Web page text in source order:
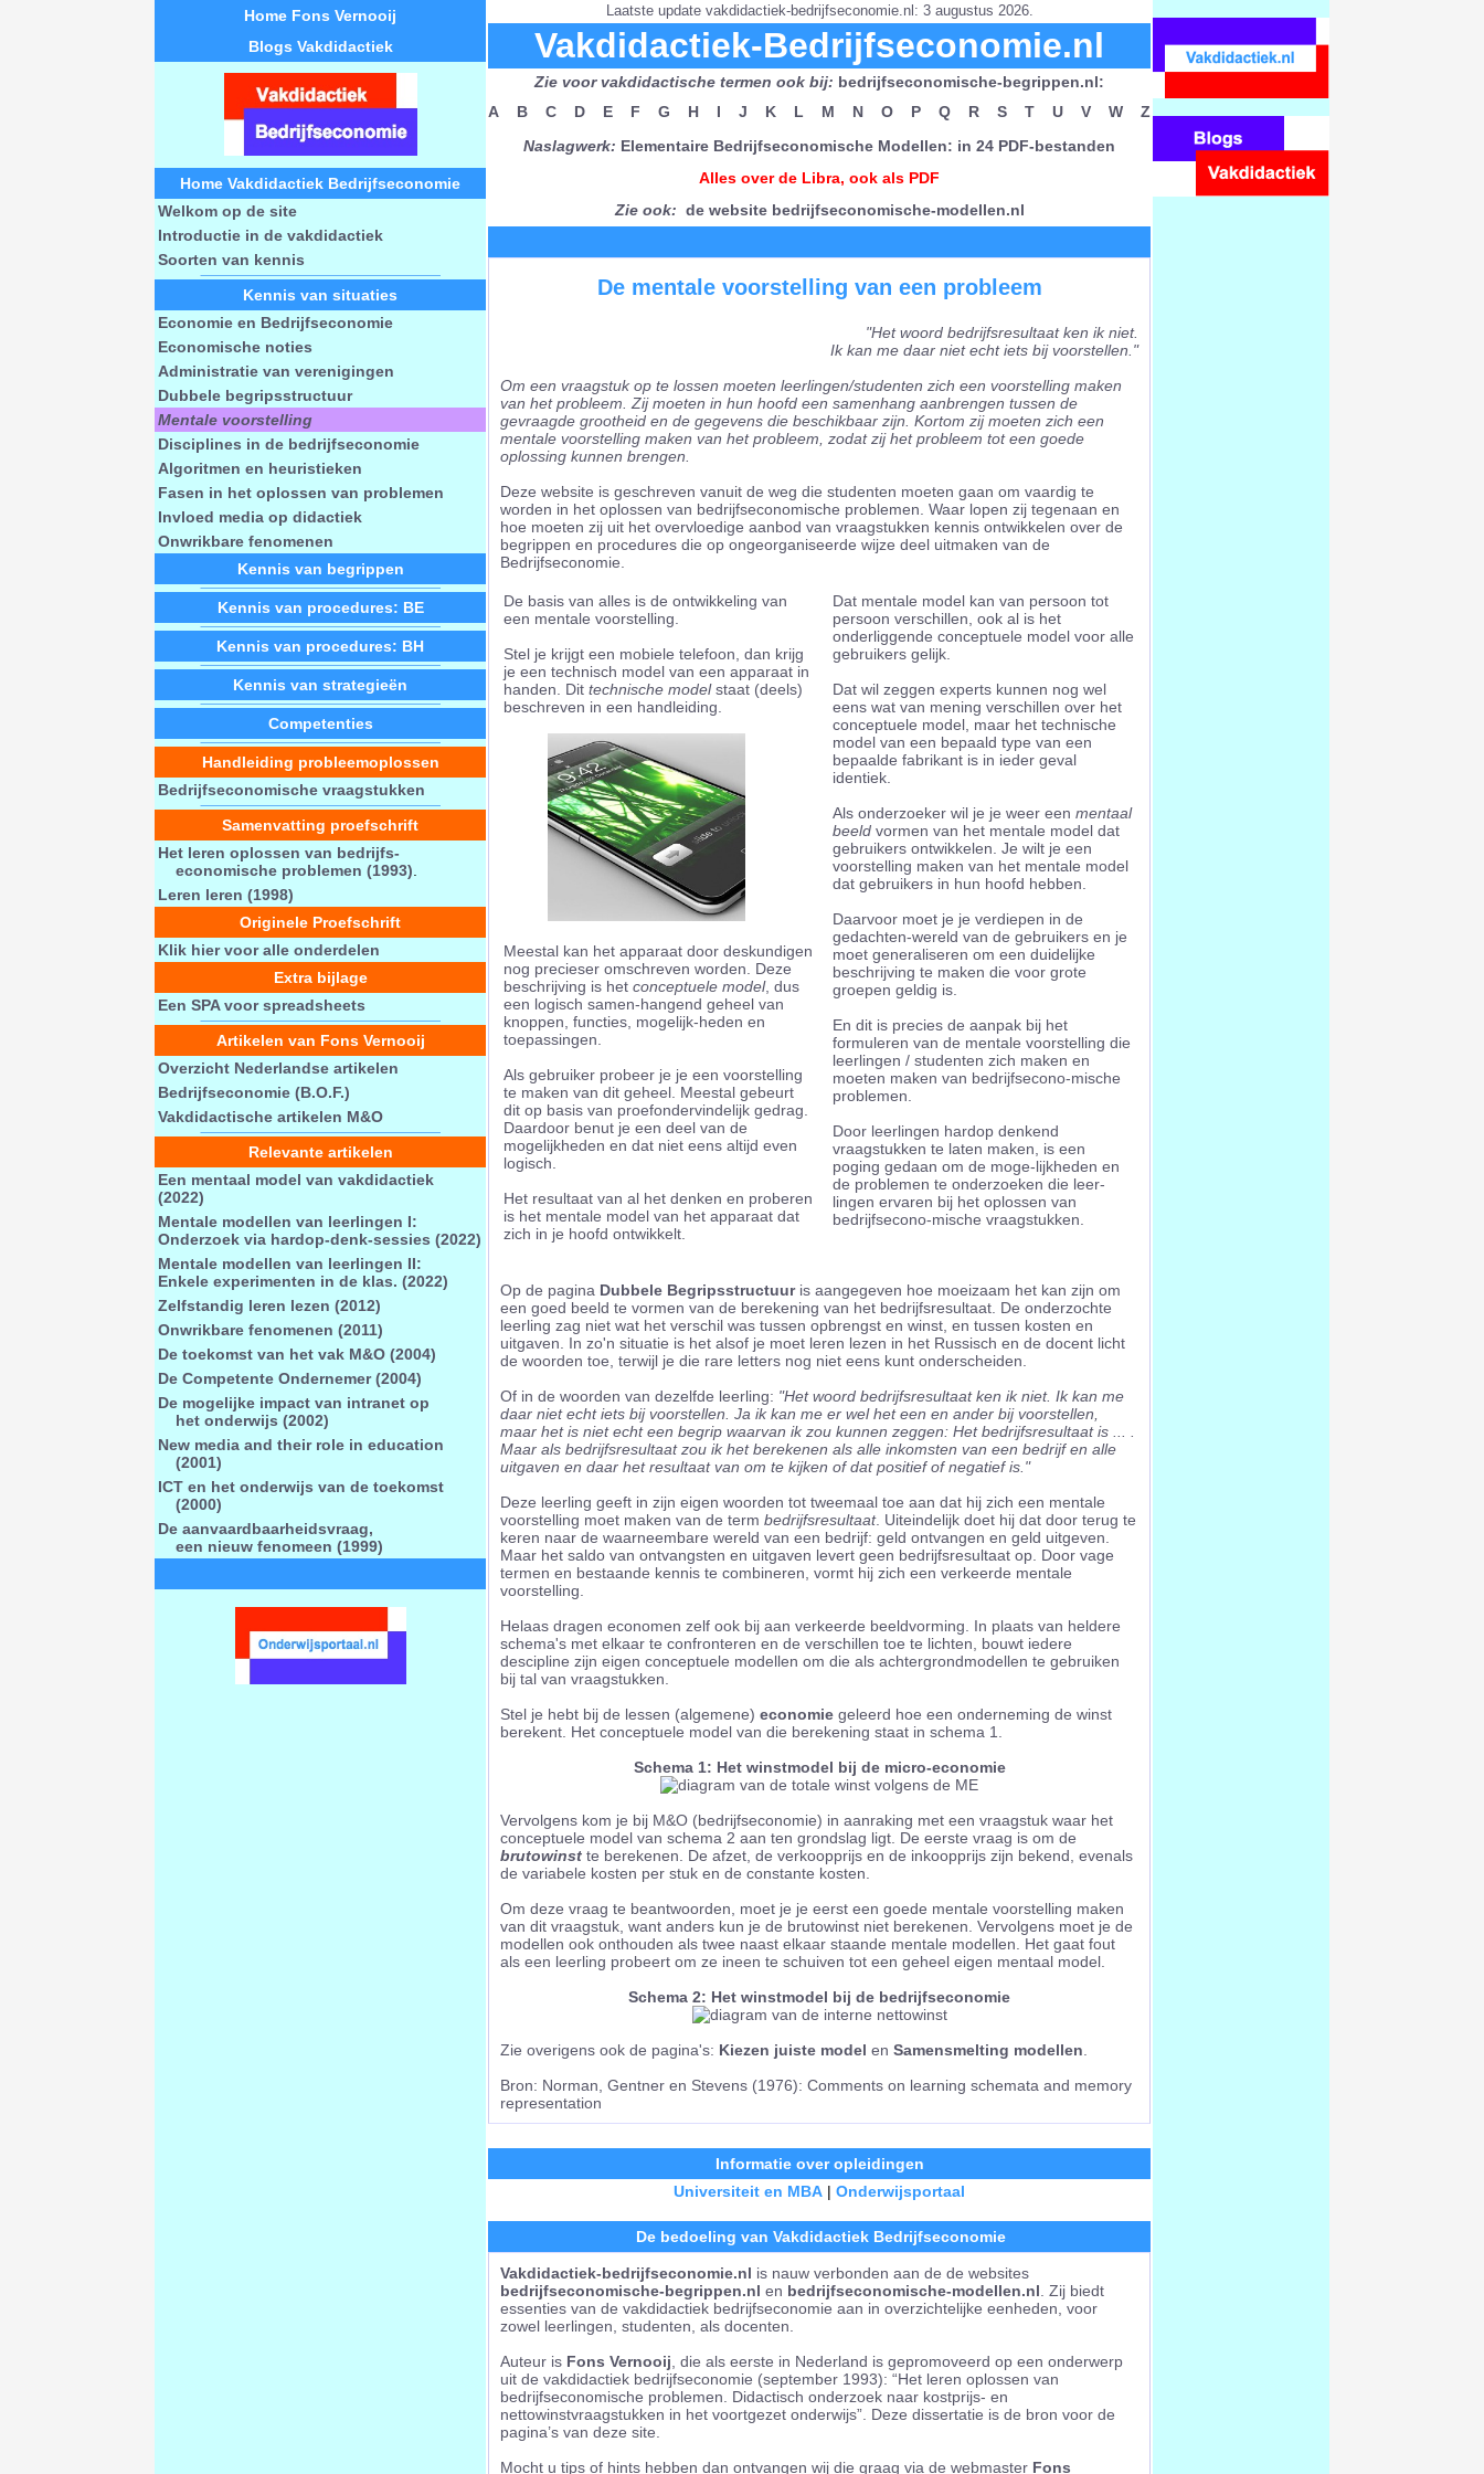
Home Fons Vernooij
Blogs Vakdidactiek
Home Vakdidactiek Bedrijfseconomie
Welkom op de site
Introductie in de vakdidactiek
Soorten van kennis
Kennis van situaties
Economie en Bedrijfseconomie
Economische noties
Administratie van verenigingen
Dubbele begripsstructuur
Mentale voorstelling
Disciplines in de bedrijfseconomie
Algoritmen en heuristieken
Fasen in het oplossen van problemen
Invloed media op didactiek
Onwrikbare fenomenen
Kennis van begrippen
Kennis van procedures: BE
Kennis van procedures: BH
Kennis van strategieën
Competenties
Handleiding probleemoplossen
Bedrijfseconomische vraagstukken
Samenvatting proefschrift
Het leren oplossen van bedrijfs-
economische problemen (1993)
Leren leren (1998)
Originele Proefschrift
Klik hier voor alle onderdelen
Extra bijlage
Een SPA voor spreadsheets
Artikelen van Fons Vernooij
Overzicht Nederlandse artikelen
Bedrijfseconomie (B.O.F.)
Vakdidactische artikelen M&O
Relevante artikelen
Een mentaal model van vakdidactiek
(2022)
Mentale modellen van leerlingen I:
Onderzoek via hardop-denk-sessies (2022)
Mentale modellen van leerlingen II:
Enkele experimenten in de klas. (2022)
Zelfstandig leren lezen (2012)
Onwrikbare fenomenen (2011)
De toekomst van het vak M&O (2004)
De Competente Ondernemer (2004)
De mogelijke impact van intranet op
het onderwijs (2002)
New media and their role in education
(2001)
ICT en het onderwijs van de toekomst
(2000)
De aanvaardbaarheidsvraag,
een nieuw fenomeen (1999)
Laatste update vakdidactiek-bedrijfseconomie.nl: 3 augustus 2026.
Vakdidactiek-Bedrijfseconomie.nl
Zie voor vakdidactische termen ook bij: bedrijfseconomische-begrippen.nl:
A
B C D E F G H I J K L M N O P Q R S T U V W
Z
Naslagwerk: Elementaire Bedrijfseconomische Modellen: in 24 PDF-bestanden
Alles over de Libra, ook als PDF
Zie ook: de website bedrijfseconomische-modellen.nl
De mentale voorstelling van een probleem
"Het woord bedrijfsresultaat ken ik niet.
Ik kan me daar niet echt iets bij voorstellen."
Om een vraagstuk op te lossen moeten leerlingen/studenten zich een voorstelling maken
van het probleem. Zij moeten in hun hoofd een samenhang aanbrengen tussen de
gevraagde grootheid en de gegevens die beschikbaar zijn. Kortom zij moeten zich een
mentale voorstelling maken van het probleem, zodat zij het probleem tot een goede
oplossing kunnen brengen.
Deze website is geschreven vanuit de weg die studenten moeten gaan om vaardig te
worden in het oplossen van bedrijfseconomische problemen. Waar lopen zij tegenaan en
hoe moeten zij uit het overvloedige aanbod van vraagstukken kennis ontwikkelen over de
begrippen en procedures die op ongeorganiseerde wijze deel uitmaken van de
Bedrijfseconomie.
De basis van alles is de ontwikkeling van
een mentale voorstelling.
Stel je krijgt een mobiele telefoon, dan krijg
je een technisch model van een apparaat in
handen. Dit technische modelstaat (deels)
beschreven in een handleiding.
Meestal kan het apparaat door deskundigen
nog precieser omschreven worden. Deze
beschrijving is het conceptuele model, dus
een logisch samen-hangend geheel van
knoppen, functies, mogelijk-heden en
toepassingen.
Als gebruiker probeer je je een voorstelling
te maken van dit geheel. Meestal gebeurt
dit op basis van proefondervindelijk gedrag.
Daardoor benut je een deel van de
mogelijkheden en dat niet eens altijd even
logisch.
Het resultaat van al het denken en proberen
is het mentale model van het apparaat dat
zich in je hoofd ontwikkelt.
Dat mentale model kan van persoon tot
persoon verschillen, ook al is het
onderliggende conceptuele model voor alle
gebruikers gelijk.
Dat wil zeggen experts kunnen nog wel
eens wat van mening verschillen over het
conceptuele model, maar het technische
model van een bepaald type van een
bepaalde fabrikant is in ieder geval
identiek.
Als onderzoeker wil je je weer een mentaal
beeld vormen van het mentale model dat
gebruikers ontwikkelen. Je wilt je een
voorstelling maken van het mentale model
dat gebruikers in hun hoofd hebben.
Daarvoor moet je je verdiepen in de
gedachten-wereld van de gebruikers en je
moet generaliseren om een duidelijke
beschrijving te maken die voor grote
groepen geldig is.
En dit is precies de aanpak bij het
formuleren van de mentale voorstelling die
leerlingen / studenten zich maken en
moeten maken van bedrijfsecono-mische
problemen.
Door leerlingen hardop denkend
vraagstukken te laten maken, is een
poging gedaan om de moge-lijkheden en
de problemen te onderzoeken die leer-
lingen ervaren bij het oplossen van
bedrijfsecono-mische vraagstukken.
Op de pagina Dubbele Begripsstructuuris aangegeven hoe moeizaam het kan zijn om
een goed beeld te vormen van de berekening van het bedrijfsresultaat. De onderzochte
leerling zag niet wat het verschil was tussen opbrengst en winst, en tussen kosten en
uitgaven. In zo'n situatie is het alsof je moet leren lezen in het Russisch en de docent licht
de woorden toe, terwijl je die rare letters nog niet eens kunt onderscheiden.
Of in de woorden van dezelfde leerling: "Het woord bedrijfsresultaat ken ik niet. Ik kan me
daar niet echt iets bij voorstellen. Ja ik kan me er wel het een en ander bij voorstellen,
maar het is niet echt een begrip waarvan ik zou kunnen zeggen: Het bedrijfsresultaat is ... .
Maar als bedrijfsresultaat zou ik het berekenen als alle inkomsten van een bedrijf en alle
uitgaven en daar het resultaat van om te kijken of dat positief of negatief is."
Deze leerling geeft in zijn eigen woorden tot tweemaal toe aan dat hij zich een mentale
voorstelling moet maken van de term bedrijfsresultaat. Uiteindelijk doet hij dat door terug te
keren naar de waarneembare wereld van een bedrijf: geld ontvangen en geld uitgeven.
Maar het saldo van ontvangsten en uitgaven levert geen bedrijfsresultaat op. Door vage
termen en bestaande kennis te combineren, vormt hij zich een verkeerde mentale
voorstelling.
Helaas dragen economen zelf ook bij aan verkeerde beeldvorming. In plaats van heldere
schema's met elkaar te confronteren en de verschillen toe te lichten, bouwt iedere
descipline zijn eigen conceptuele modellen om die als achtergrondmodellen te gebruiken
bij tal van vraagstukken.
Stel je hebt bij de lessen (algemene) economie geleerd hoe een onderneming de winst
berekent. Het conceptuele model van die berekening staat in schema 1.
Schema 1: Het winstmodel bij de micro-economie
Vervolgens kom je bij M&O (bedrijfseconomie) in aanraking met een vraagstuk waar het
conceptuele model van schema 2 aan ten grondslag ligt. De eerste vraag is om de
brutowinst te berekenen. De afzet, de verkoopprijs en de inkoopprijs zijn bekend, evenals
de variabele kosten per stuk en de constante kosten.
Om deze vraag te beantwoorden, moet je je eerst een goede mentale voorstelling maken
van dit vraagstuk, want anders kun je de brutowinst niet berekenen. Vervolgens moet je de
modellen ook onthouden als twee naast elkaar staande mentale modellen. Het gaat fout
als een leerling probeert om ze ineen te schuiven tot een geheel eigen mentaal model.
Schema 2: Het winstmodel bij de bedrijfseconomie
Zie overigens ook de pagina's: Kiezen juiste model en Samensmelting modellen
Bron: Norman, Gentner en Stevens (1976): Comments on learning schemata and memory
representation
Informatie over opleidingen
Universiteit en MBA | Onderwijsportaal
De bedoeling van Vakdidactiek Bedrijfseconomie
Vakdidactiek-bedrijfseconomie.nl is nauw verbonden aan de de websites
bedrijfseconomische-begrippen.nl en bedrijfseconomische-modellen.nl . Zij biedt
essenties van de vakdidactiek bedrijfseconomie aan in overzichtelijke eenheden, voor
zowel leerlingen, studenten, als docenten.
Auteur is Fons Vernooij , die als eerste in Nederland is gepromoveerd op een onderwerp
uit de vakdidactiek bedrijfseconomie (september 1993): “Het leren oplossen van
bedrijfseconomische problemen. Didactisch onderzoek naar kostprijs- en
nettowinstvraagstukken in het voortgezet onderwijs”. Deze dissertatie is de bron voor de
pagina’s van deze site.
Mocht u tips of hints hebben dan ontvangen wij die graag via de webmaster Fons